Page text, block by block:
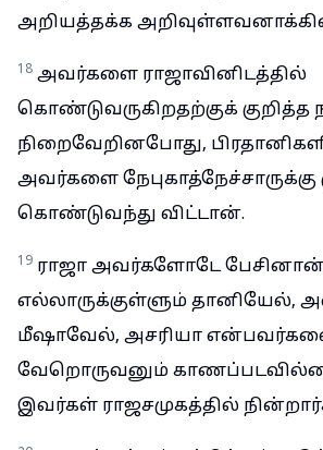
அறியத்தக்க
18 அவர்களை ராஜாவினிடத்தில்
கொண்டுவருகிறதற்குக் குறித்த
நிறைவேறினபோது,
அவர்களை
கொண்டுவந்து விட்டான்.
19 ராஜா அவர்களோடே
எல்லாருக்குள்ளும் தானியேல்,
மீஷாவேல், அசரியா
வேறொருவனும்
இவர்கள் ராஜசமுகத்தில்